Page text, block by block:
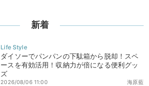
新着
ダイソーでパンパンの下駄箱から脱却！スペ
ースを有効活用！収納力が倍になる便利グッ
ズ
海原藍
2026/08/06 11:00